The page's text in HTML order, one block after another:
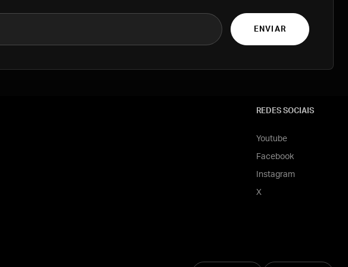
ENVIAR
REDES SOCIAIS
Youtube
Facebook
Instagram
X